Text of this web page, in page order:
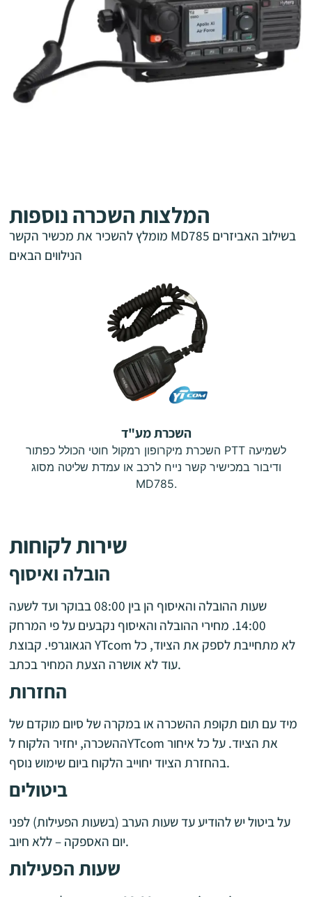
המלצות השכרה נוספות
מומלץ להשכיר את מכשיר הקשר MD785 בשילוב האביזרים
הנילווים הבאים
השכרת מע"ד
השכרת מיקרופון רמקול חוטי הכולל כפתור PTT לשמיעה
ודיבור במכישיר קשר נייח לרכב או עמדת שליטה מסוג
MD785.
שירות לקוחות
הובלה ואיסוף
שעות ההובלה והאיסוף הן בין 08:00 בבוקר ועד לשעה
14:00. מחירי ההובלה והאיסוף נקבעים על פי המרחק
הגאוגרפי. קבוצת YTcom לא מתחייבת לספק את הציוד, כל
עוד לא אושרה הצעת המחיר בכתב.
החזרות
מיד עם תום תקופת ההשכרה או במקרה של סיום מוקדם של
ההשכרה, יחזיר הלקוח לYTcom את הציוד. על כל איחור
בהחזרת הציוד יחוייב הלקוח ביום שימוש נוסף.
ביטולים
על ביטול יש להודיע עד שעות הערב (בשעות הפעילות) לפני
יום האספקה – ללא חיוב.
שעות הפעילות